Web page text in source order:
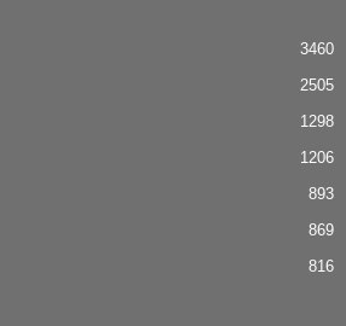
3460
2505
1298
1206
893
869
816